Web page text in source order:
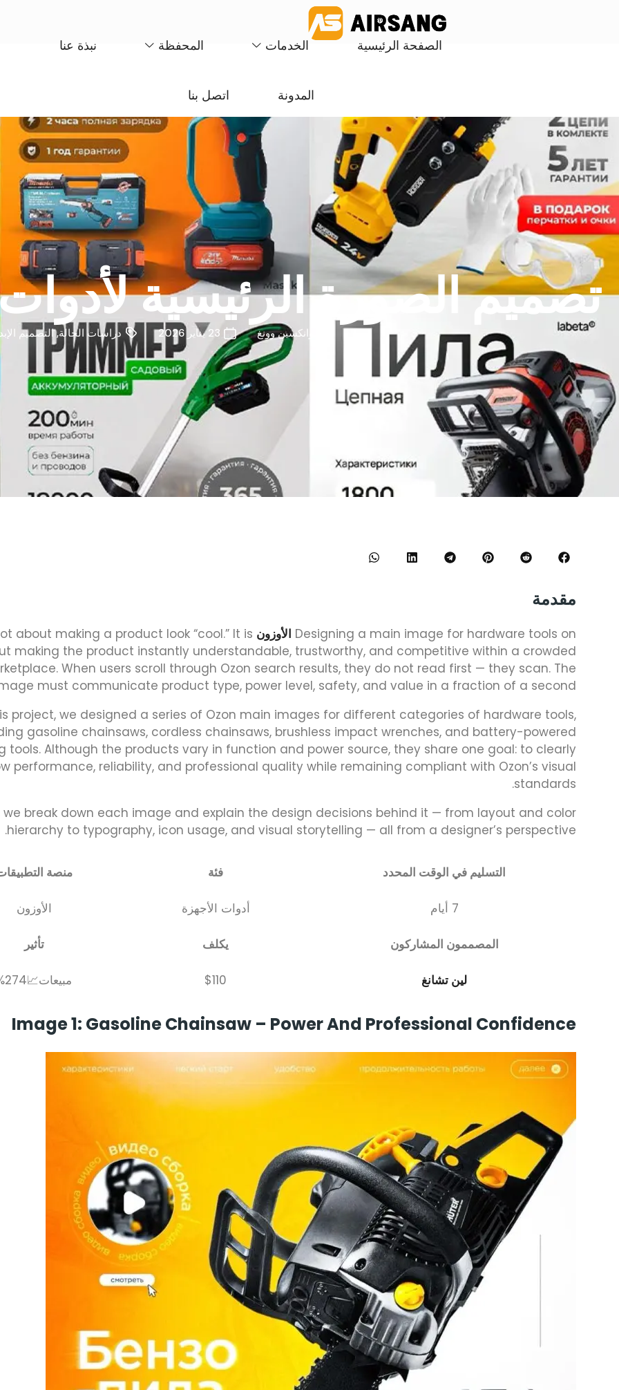
الصفحة الرئيسية الخدمات المحفظة نبذة عنا
المدونة اتصل بنا
تصميم الصورة الرئيسية
وانكسين وونغ 23 يناير 2026 دراسات الحالة,التصميم
مقدمة
Designing a main image for hardware tools on الأوزون about making a product look “cool.” It is
making the product instantly understandable, trustworthy, and competitive within a crowded
When users scroll through Ozon search results, they do not read first — they scan. The
must communicate product type, power level, safety, and value in a fraction of a second.
project, we designed a series of Ozon main images for different categories of hardware tools,
gasoline chainsaws, cordless chainsaws, brushless impact wrenches, and battery-powered
tools. Although the products vary in function and power source, they share one goal: to clearly
performance, reliability, and professional quality while remaining compliant with Ozon’s visual
standards.
we break down each image and explain the design decisions behind it — from layout and color
hierarchy to typography, icon usage, and visual storytelling — all from a designer’s perspective.
التسليم في الوقت المحدد فئة منصة
7 أيام أدوات الأجهزة الأوزون
المصممون المشاركون يكلف تأثير
لين تشانغ $110 مبيعات📈274%
Image 1: Gasoline Chainsaw – Power And Professional Confidence